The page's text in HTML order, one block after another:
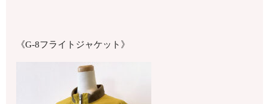
《G-8フライトジャケット》